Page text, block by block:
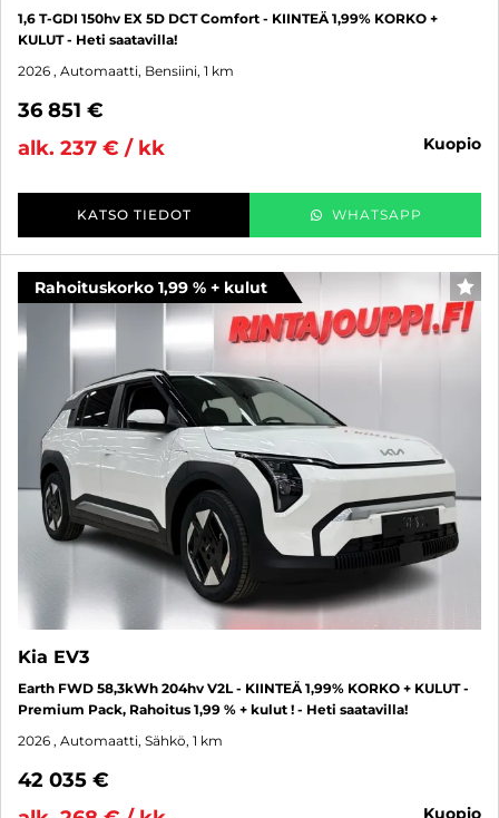
1,6 T-GDI 150hv EX 5D DCT Comfort - KIINTEÄ 1,99% KORKO +
KULUT - Heti saatavilla!
2026 , Automaatti, Bensiini, 1 km
36 851 €
alk. 237 € / kk
kuopio
KATSO TIEDOT WHATSAPP
Rahoituskorko 1,99 % + kulut
Kia EV3
Earth FWD 58,3kWh 204hv V2L - KIINTEÄ 1,99% KORKO + KULUT -
Premium Pack, Rahoitus 1,99 % + kulut ! - Heti saatavilla!
2026 , Automaatti, Sähkö, 1 km
42 035 €
kuopio